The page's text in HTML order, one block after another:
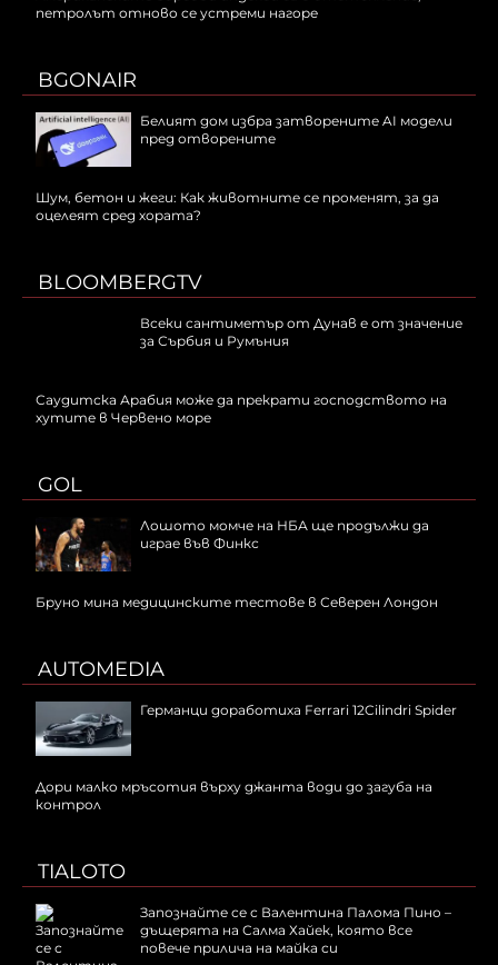
петролът отново се устреми нагоре
BGONAIR
Белият дом избра затворените AI модели
пред отворените
Шум, бетон и жеги: Как животните се променят, за да
оцелеят сред хората?
BLOOMBERGTV
Всеки сантиметър от Дунав е от значение
за Сърбия и Румъния
Саудитска Арабия може да прекрати господството на
хутите в Червено море
GOL
Лошото момче на НБА ще продължи да
играе във Финкс
Бруно мина медицинските тестове в Северен Лондон
AUTOMEDIA
Германци доработиха Ferrari 12Cilindri Spider
Дори малко мръсотия върху джанта води до загуба на
контрол
TIALOTO
Запознайте се с Валентина Палома Пино –
дъщерята на Салма Хайек, която все
повече прилича на майка си